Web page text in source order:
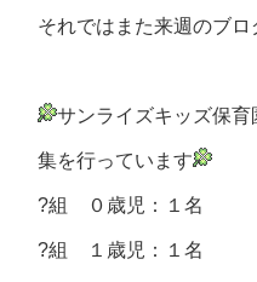
それではまた来週のブ
サンライズキッズ保
集を行っています
?組 ０歳児：１名
?組 １歳児：１名